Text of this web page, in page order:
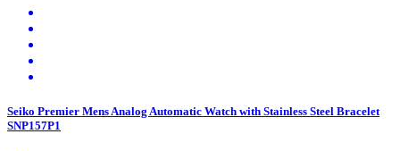
Seiko Premier Mens Analog Automatic Watch with Stainless Steel Bracelet
SNP157P1